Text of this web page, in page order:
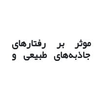
بر رفتارهای
طبیعی و